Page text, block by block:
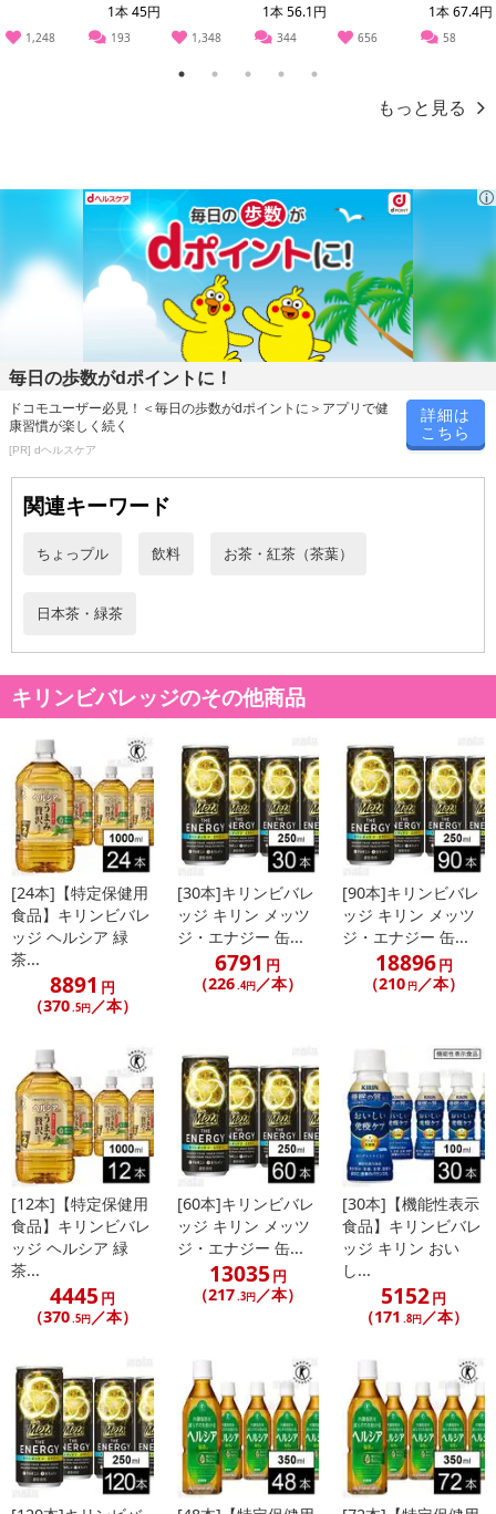
■その他共通および商品カテゴリー別注意事項（※必ずご確認くだ
さい）
こちらの情報は2026-07-09 14:13:35.0 での情報となります。
1本 45円
1,248 193
1本 56.1円
1,348 344
1本 67.4円
656 58
1 2 3 4 5
もっと見る
毎日の歩数がdポイントに！
ドコモユーザー必見！＜毎日の歩数がdポイントに＞アプリで健
康習慣が楽しく続く
[PR] dヘルスケア
詳細は
こちら
関連キーワード
ちょっプル 飲料 お茶・紅茶（茶葉）
日本茶・緑茶
キリンビバレッジのその他商品
[24本]【特定保健用
食品】キリンビバレ
ッジ ヘルシア 緑
茶...
8891 円
（370.5円／本）
[30本]キリンビバレ
ッジ キリン メッツ
ジ・エナジー 缶...
6791 円
（226.4円／本）
[90本]キリンビバレ
ッジ キリン メッツ
ジ・エナジー 缶...
18896円
（210 円／本）
[12本]【特定保健用
食品】キリンビバレ
ッジ ヘルシア 緑
茶...
4445 円
（370.5円／本）
[60本]キリンビバレ
ッジ キリン メッツ
ジ・エナジー 缶...
13035 円
（217.3円／本）
[30本]【機能性表示
食品】キリンビバレ
ッジ キリン おい
し...
5152円
（171 .8円／本）